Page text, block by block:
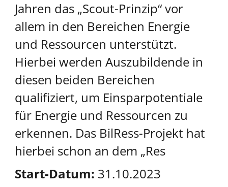
Jahren das „Scout-Prinzip“ vor
allem in den Bereichen Energie
und Ressourcen unterstützt.
Hierbei werden Auszubildende in
diesen beiden Bereichen
qualifiziert, um Einsparpotentiale
für Energie und Ressourcen zu
erkennen. Das BilRess-Projekt hat
hierbei schon an dem „Res
Start-Datum: 31.10.2023